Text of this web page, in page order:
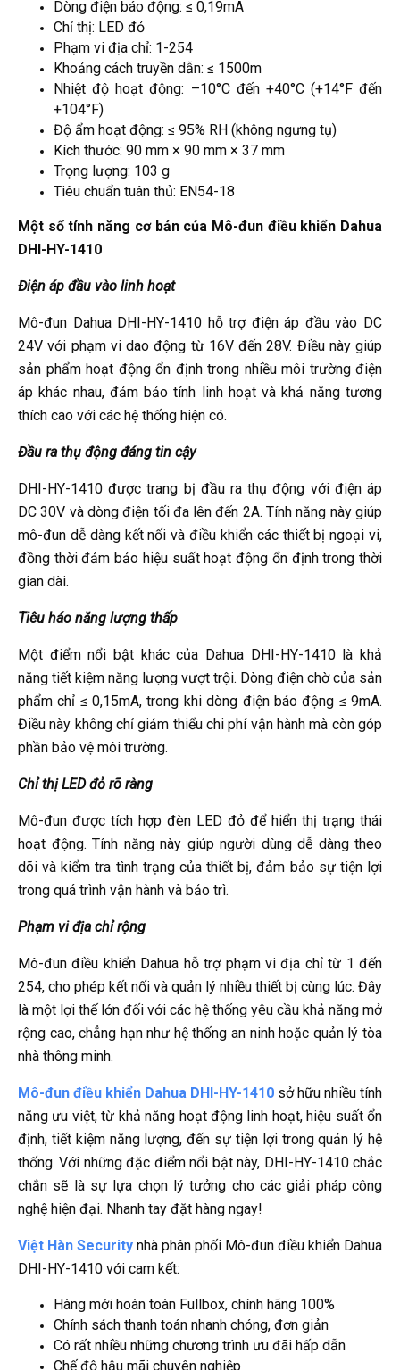
Dòng điện báo động: ≤ 0,19mA
Chỉ thị: LED đỏ
Phạm vi địa chỉ: 1-254
Khoảng cách truyền dẫn: ≤ 1500m
Nhiệt độ hoạt động: –10°C đến +40°C (+14°F đến
+104°F)
Độ ẩm hoạt động: ≤ 95% RH (không ngưng tụ)
Kích thước: 90 mm × 90 mm × 37 mm
Trọng lượng: 103 g
Tiêu chuẩn tuân thủ: EN54-18
Một số tính năng cơ bản của Mô-đun điều khiển Dahua
DHI-HY-1410
Điện áp đầu vào linh hoạt
Mô-đun Dahua DHI-HY-1410 hỗ trợ điện áp đầu vào DC
24V với phạm vi dao động từ 16V đến 28V. Điều này giúp
sản phẩm hoạt động ổn định trong nhiều môi trường điện
áp khác nhau, đảm bảo tính linh hoạt và khả năng tương
thích cao với các hệ thống hiện có.
Đầu ra thụ động đáng tin cậy
DHI-HY-1410 được trang bị đầu ra thụ động với điện áp
DC 30V và dòng điện tối đa lên đến 2A. Tính năng này giúp
mô-đun dễ dàng kết nối và điều khiển các thiết bị ngoại vi,
đồng thời đảm bảo hiệu suất hoạt động ổn định trong thời
gian dài.
Tiêu háo năng lượng thấp
Một điểm nổi bật khác của Dahua DHI-HY-1410 là khả
năng tiết kiệm năng lượng vượt trội. Dòng điện chờ của sản
phẩm chỉ ≤ 0,15mA, trong khi dòng điện báo động ≤ 9mA.
Điều này không chỉ giảm thiểu chi phí vận hành mà còn góp
phần bảo vệ môi trường.
Chỉ thị LED đỏ rõ ràng
Mô-đun được tích hợp đèn LED đỏ để hiển thị trạng thái
hoạt động. Tính năng này giúp người dùng dễ dàng theo
dõi và kiểm tra tình trạng của thiết bị, đảm bảo sự tiện lợi
trong quá trình vận hành và bảo trì.
Phạm vi địa chỉ rộng
Mô-đun điều khiển Dahua hỗ trợ phạm vi địa chỉ từ 1 đến
254, cho phép kết nối và quản lý nhiều thiết bị cùng lúc. Đây
là một lợi thế lớn đối với các hệ thống yêu cầu khả năng mở
rộng cao, chẳng hạn như hệ thống an ninh hoặc quản lý tòa
nhà thông minh.
Mô-đun điều khiển Dahua DHI-HY-1410 sở hữu nhiều tính
năng ưu việt, từ khả năng hoạt động linh hoạt, hiệu suất ổn
định, tiết kiệm năng lượng, đến sự tiện lợi trong quản lý hệ
thống. Với những đặc điểm nổi bật này, DHI-HY-1410 chắc
chắn sẽ là sự lựa chọn lý tưởng cho các giải pháp công
nghệ hiện đại. Nhanh tay đặt hàng ngay!
Việt Hàn Security nhà phân phối Mô-đun điều khiển Dahua
DHI-HY-1410 với cam kết:
Hàng mới hoàn toàn Fullbox, chính hãng 100%
Chính sách thanh toán nhanh chóng, đơn giản
Có rất nhiều những chương trình ưu đãi hấp dẫn
Chế độ hậu mãi chuyên nghiệp